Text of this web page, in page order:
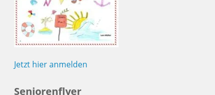
Jetzt hier anmelden
Seniorenflyer